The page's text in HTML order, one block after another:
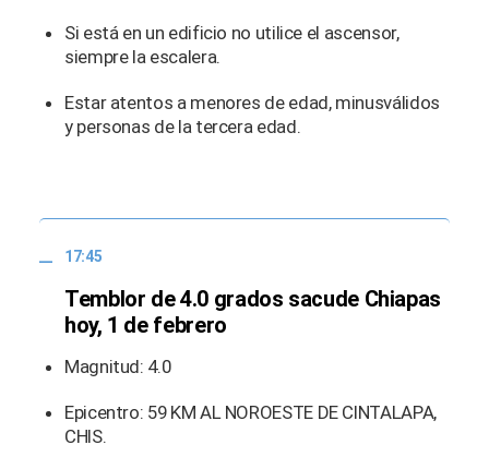
Si está en un edificio no utilice el ascensor,
siempre la escalera.
Estar atentos a menores de edad, minusválidos
y personas de la tercera edad.
17:45
Temblor de 4.0 grados sacude Chiapas
hoy, 1 de febrero
Magnitud: 4.0
Epicentro: 59 KM AL NOROESTE DE CINTALAPA,
CHIS.